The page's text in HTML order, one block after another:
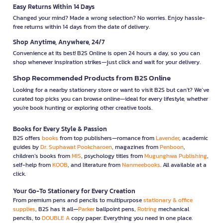
Easy Returns Within 14 Days
Changed your mind? Made a wrong selection? No worries. Enjoy hassle-
free returns within 14 days from the date of delivery.
Shop Anytime, Anywhere, 24/7
Convenience at its best! B2S Online is open 24 hours a day, so you can
shop whenever inspiration strikes—just click and wait for your delivery.
Shop Recommended Products from B2S Online
Looking for a nearby stationery store or want to visit B2S but can't? We’ve
curated top picks you can browse online—ideal for every lifestyle, whether
you're book hunting or exploring other creative tools.
Books for Every Style & Passion
B2S offers books from top publishers—romance fromLavender, academic
guides byDr. Suphawat Pookcharoen, magazines fromPenboon,
children’s books fromMIS, psychology titles fromMugunghwa Publishing,
self-help fromKOOB, and literature fromNanmeebooks. All available at a
click.
Your Go-To Stationery for Every Creation
From premium pens and pencils to multipurposestationary & office
supplies, B2S has it all—Parkerballpoint pens, Rotringmechanical
pencils, toDOUBLE Acopy paper. Everything you need in one place.